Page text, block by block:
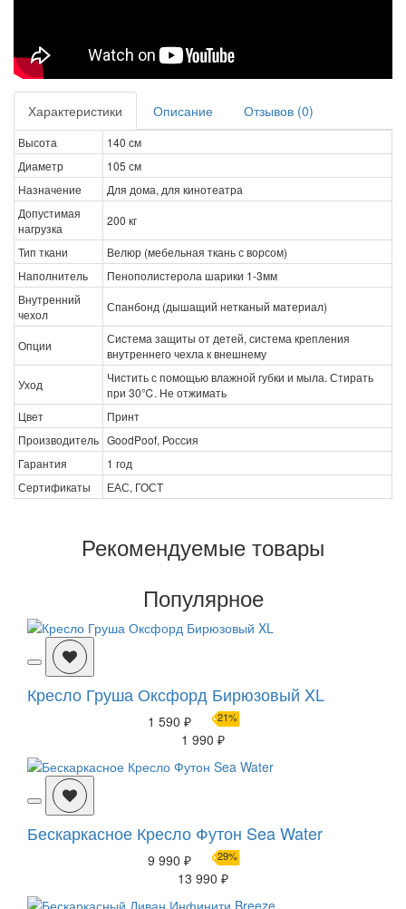
Характеристики Описание Отзывов (0)
Высота
140 см
Диаметр
105 см
Назначение
Для дома, для кинотеатра
Допустимая
нагрузка
200 кг
Тип ткани
Велюр (мебельная ткань с ворсом)
Наполнитель
Пенополистерола шарики 1-3мм
Внутренний
чехол
Спанбонд (дышащий нетканый материал)
Опции
Система защиты от детей, система крепления
внутреннего чехла к внешнему
Уход
Чистить с помощью влажной губки и мыла. Стирать
при 30℃. Не отжимать
Цвет
Принт
Производитель GoodPoof, Россия
Гарантия
1 год
Сертификаты
ЕАС, ГОСТ
Рекомендуемые товары
Популярное
Кресло Груша Оксфорд Бирюзовый XL
1 590 ₽ 21%
1 990 ₽
Бескаркасное Кресло Футон Sea Water
9 990 ₽ 29%
13 990 ₽